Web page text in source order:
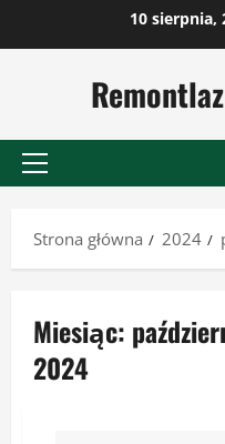
10 sierpnia,
Menu
Strona główna
2024
Miesiąc:
2024